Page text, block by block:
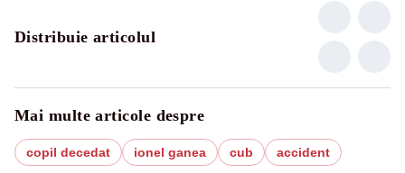
Distribuie articolul
Mai multe articole despre
copil decedat ionel ganea cub accident